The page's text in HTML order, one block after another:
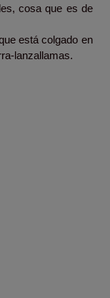
cosa que es de
está colgado en
lanzallamas.